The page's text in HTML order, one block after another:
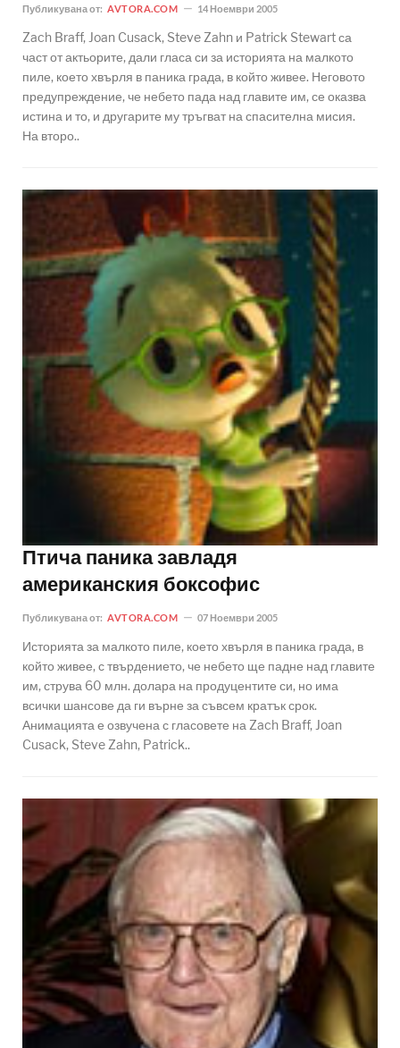
Публикувана от: AVTORA.COM 14 Ноември 2005
Zach Braff, Joan Cusack, Steve Zahn и Patrick Stewart са
част от актьорите, дали гласа си за историята на малкото
пиле, което хвърля в паника града, в който живее. Неговото
предупреждение, че небето пада над главите им, се оказва
истина и то, и другарите му тръгват на спасителна мисия.
На второ..
Птича паника завладя
американския боксофис
Публикувана от: AVTORA.COM 07 Ноември 2005
Историята за малкото пиле, което хвърля в паника града, в
който живее, с твърдението, че небето ще падне над главите
им, струва 60 млн. долара на продуцентите си, но има
всички шансове да ги върне за съвсем кратък срок.
Анимацията е озвучена с гласовете на Zach Braff, Joan
Cusack, Steve Zahn, Patrick..